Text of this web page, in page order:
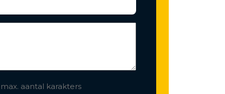
aantal karakters